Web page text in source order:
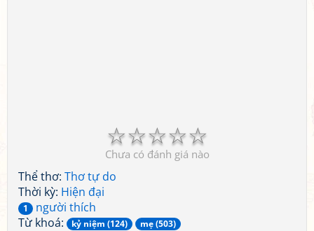
☆
☆
☆
☆
☆
Chưa có đánh giá nào
Thể thơ: Thơ tự do
Thời kỳ: Hiện đại
1
người thích
Từ khoá:
kỷ niệm (124) mẹ (503)